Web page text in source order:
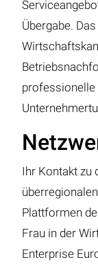
Übergabe.
professionelle
Ihr Kontakt zu
Plattformen
Frau in der
Enterprise